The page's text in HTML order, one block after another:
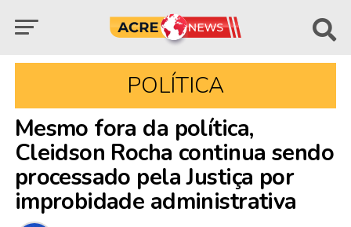
POLÍTICA
Mesmo fora da política,
Cleidson Rocha continua sendo
processado pela Justiça por
improbidade administrativa